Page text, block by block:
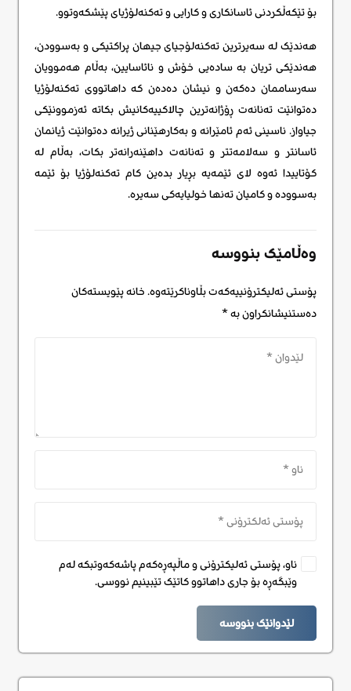
بۆ تێکەڵکردنی ئاسانکاری و کارایی و تەکنەلۆژیای پێشکەوتوو.
هەندێک لە سەیرترین تەکنەلۆجیای جیهان پراکتیکی و بەسوودن،
هەندێکی تریان بە سادەیی خۆش و نائاسایین، بەڵام هەموویان
سەرساممان دەکەن و نیشان دەدەن کە داهاتووی تەکنەلۆژیا
دەتوانێت تەنانەت ڕۆژانەترین چالاکییەکانیش بکاتە ئەزموونێکی
جیاواز. ناسینی ئەم ئامێرانە و بەکارهێنانی ژیرانە دەتوانێت ژیانمان
ئاسانتر و سەلامەتتر و تەنانەت داهێنەرانەتر بکات، بەڵام لە
کۆتاییدا ئەوە لای ئێمەیە بڕیار بدەین کام تەکنەلۆژیا بۆ ئێمە
بەسوودە و کامیان تەنها خولیایەکی سەیرە.
وەڵامێک بنووسە
پۆستی ئەلیکترۆنییەکەت بڵاوناکرێتەوە.خانە پێویستەکان
دەستنیشانکراون بە*
ناو، پۆستی ئەلیکترۆنی و ماڵپەڕەکەم پاشەکەوتبکە لەم
وێبگەڕە بۆ جاری داهاتوو کاتێک تێبینیم نووسی.
لێدوانێک بنووسە